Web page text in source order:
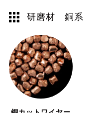
研磨材 銅系